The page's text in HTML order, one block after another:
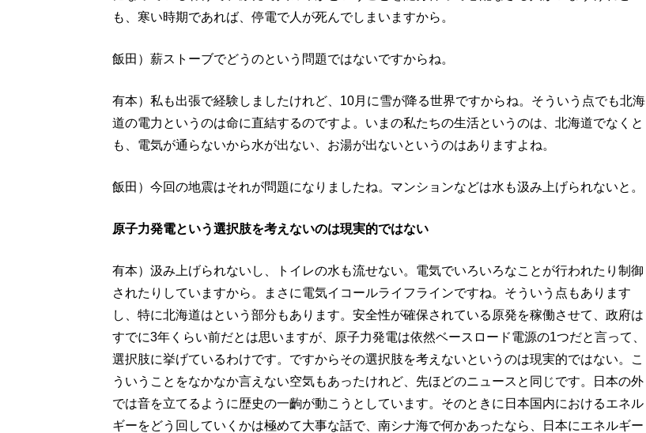
も、寒い時期であれば、停電で人が死んでしまいますから。
飯田）薪ストーブでどうのという問題ではないですからね。
有本）私も出張で経験しましたけれど、10月に雪が降る世界ですからね。そういう点でも北海
道の電力というのは命に直結するのですよ。いまの私たちの生活というのは、北海道でなくと
も、電気が通らないから水が出ない、お湯が出ないというのはありますよね。
飯田）今回の地震はそれが問題になりましたね。マンションなどは水も汲み上げられないと。
原子力発電という選択肢を考えないのは現実的ではない
有本）汲み上げられないし、トイレの水も流せない。電気でいろいろなことが行われたり制御
されたりしていますから。まさに電気イコールライフラインですね。そういう点もあります
し、特に北海道はという部分もあります。安全性が確保されている原発を稼働させて、政府は
すでに3年くらい前だとは思いますが、原子力発電は依然ベースロード電源の1つだと言って、
選択肢に挙げているわけです。ですからその選択肢を考えないというのは現実的ではない。こ
ういうことをなかなか言えない空気もあったけれど、先ほどのニュースと同じです。日本の外
では音を立てるように歴史の一齣が動こうとしています。そのときに日本国内におけるエネル
ギーをどう回していくかは極めて大事な話で、南シナ海で何かあったなら、日本にエネルギー